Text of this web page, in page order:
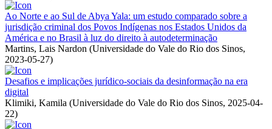
Ao Norte e ao Sul de Abya Yala: um estudo comparado sobre a
jurisdição criminal dos Povos Indígenas nos Estados Unidos da
América e no Brasil à luz do direito à autodeterminação
Martins, Lais Nardon (Universidade do Vale do Rio dos Sinos,
2023-05-27)
Desafios e implicações jurídico-sociais da desinformação na era
digital
Klimiki, Kamila (Universidade do Vale do Rio dos Sinos, 2025-04-
22)